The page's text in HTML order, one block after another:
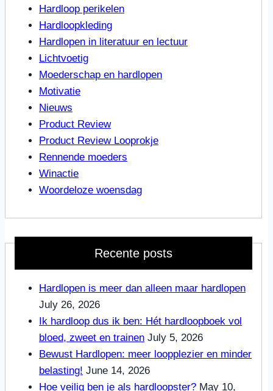
Hardloop perikelen
Hardloopkleding
Hardlopen in literatuur en lectuur
Lichtvoetig
Moederschap en hardlopen
Motivatie
Nieuws
Product Review
Product Review Looprokje
Rennende moeders
Winactie
Woordeloze woensdag
Recente posts
Hardlopen is meer dan alleen maar hardlopen
July 26, 2026
Ik hardloop dus ik ben: Hét hardloopboek vol
bloed, zweet en trainen July 5, 2026
Bewust Hardlopen: meer loopplezier en minder
belasting! June 14, 2026
Hoe veilig ben je als hardloopster? May 10,